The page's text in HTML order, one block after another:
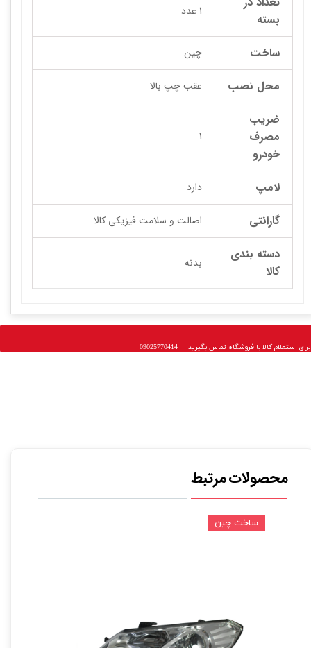
بسته
1 عدد
ساخت چین
محل نصب عقب چپ بالا
ضریب
مصرف
خودرو
1
لامپ دارد
گارانتی اصالت و سلامت فیزیکی کالا
دسته بندی
کالا
بدنه
استعلام کالا با فروشگاه تماس بگیرید 09025770414
محصولات مرتبط
ساخت چین